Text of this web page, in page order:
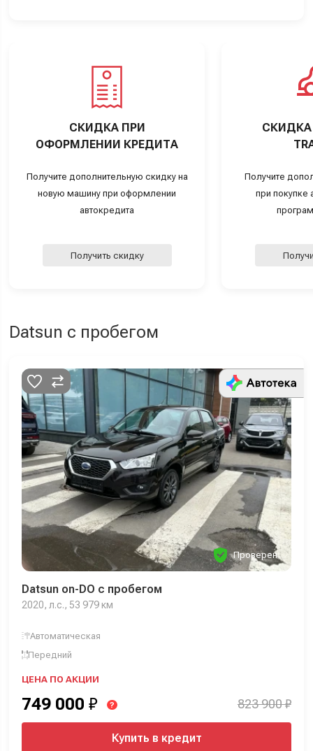
СКИДКА ПРИ
ОФОРМЛЕНИИ КРЕДИТА
Получите дополнительную скидку на
новую машину при оформлении
автокредита
Получить скидку
СКИДКА
Получите
при покупке
Datsun с пробегом
Проверен
Datsun on-DO с пробегом
2020, л.с., 53 979 км
Автоматическая
Передний
ЦЕНА ПО АКЦИИ
749 000 ₽ ? 823 900 ₽
Купить в кредит